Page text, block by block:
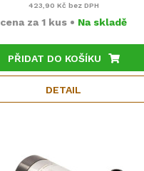
423,90 Kč bez DPH
cena za 1 kus • Na skladě
PŘIDAT DO KOŠÍKU
DETAIL